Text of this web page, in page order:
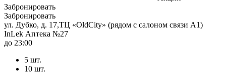
Забронировать
Забронировать
ул. Дубко, д. 17,ТЦ «OldCity» (рядом с салоном связи А1)
InLek Аптека №27
до 23:00
5 шт.
10 шт.